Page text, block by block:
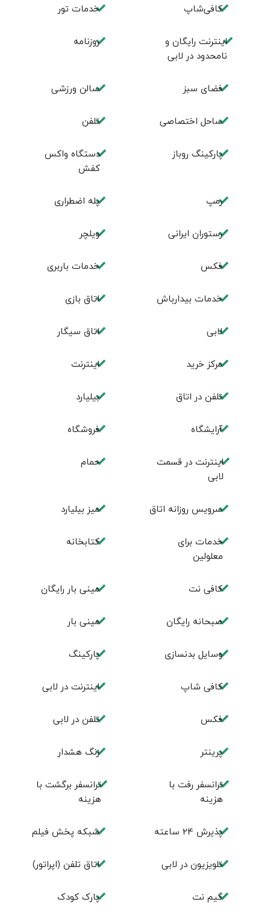
کافی‌شاپ خدمات تور
اینترنت رایگان و
نامحدود در لابی
روزنامه
فضای سبز سالن ورزشی
ساحل اختصاصی تلفن
پارکینگ روباز
دستگاه واکس
کفش
رمپ پله اضطراری
رستوران ایرانی ویلچر
فکس خدمات باربری
خدمات بیدارباش اتاق بازی
لابی اتاق سیگار
مرکز خرید اینترنت
تلفن در اتاق بیلیارد
آرایشگاه فروشگاه
اینترنت در قسمت
لابی
حمام
سرویس روزانه اتاق میز بیلیارد
خدمات برای
معلولین
کتابخانه
کافی نت مینی بار رایگان
صبحانه رایگان مینی بار
وسایل بدنسازی پاركينگ
كافی شاپ اينترنت در لابی
فكس تلفن در لابی
پرینتر زنگ هشدار
ترانسفر رفت با
هزینه
ترانسفر برگشت با
هزینه
پذیرش 24 ساعته شبکه پخش فیلم
تلویزیون در لابی اتاق تلفن (اپراتور)
گیم نت پارک کودک